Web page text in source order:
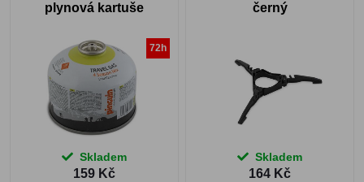
plynová kartuše
72h
Skladem
159 Kč
černý
Skladem
164 Kč